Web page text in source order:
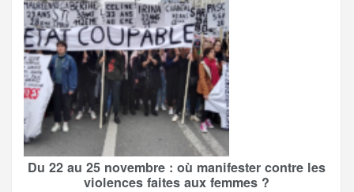
Du 22 au 25 novembre : où manifester contre les
violences faites aux femmes ?